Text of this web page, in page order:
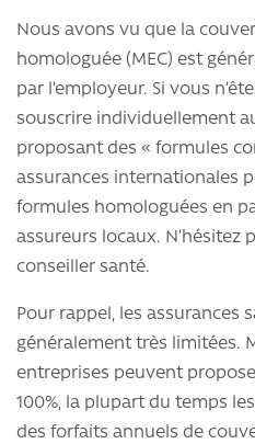
Nous avons vu que la
homologuée (MEC) est
par l’employeur. Si vous
souscrire individuellement
proposant des « formules
assurances internationales
formules homologuées en
assureurs locaux. N’hésitez
conseiller santé.
Pour rappel, les assurances
généralement très limitées.
entreprises peuvent
100%, la plupart du temps
des forfaits annuels de